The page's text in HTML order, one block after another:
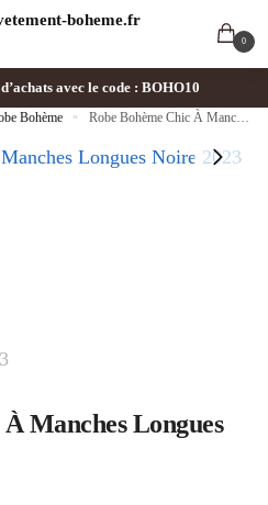
0
avec le code : BOHO10
Bohème » Robe Bohème Chic À Manches Longues Noire
Manches Longues